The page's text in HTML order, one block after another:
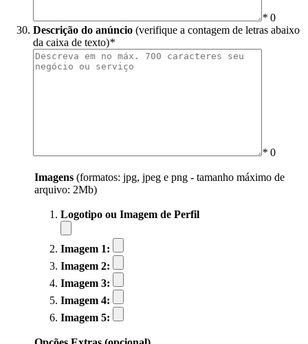
* 0
Descrição do anúncio (verifique a contagem de letras abaixo
da caixa de texto)*
* 0
Imagens (formatos: jpg, jpeg e png - tamanho máximo de
arquivo: 2Mb)
Logotipo ou Imagem de Perfil
Imagem 1:
Imagem 2:
Imagem 3:
Imagem 4:
Imagem 5: